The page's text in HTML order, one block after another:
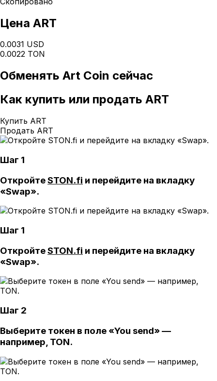
Цена ART
0.0031 USD
0.0022 TON
Обменять Art Coin сейчас
Как купить или продать ART
Купить ART
Продать ART
Шаг 1
ОткройтеSTON.fi и перейдите на вкладку
«Swap».
Шаг 1
ОткройтеSTON.fi и перейдите на вкладку
«Swap».
Шаг 2
Выберите токен в поле «You send» —
например, TON.